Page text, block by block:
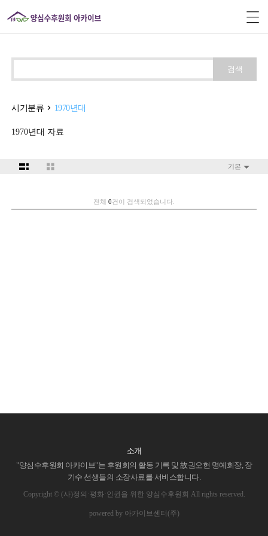
검색
시기분류 1970년대
1970년대 자료
기본
전체 0건이 검색되었습니다.
소개
"양심수후원회 아카이브"는 후원회의 활동 기록 및 故권오헌 명예회장, 장
기수 선생들의 소장사료를 서비스합니다.
Copyright © (사)정의·평화·인권을 위한 양심수후원회 All rights reserved.
powered by 아카이브센터(주)